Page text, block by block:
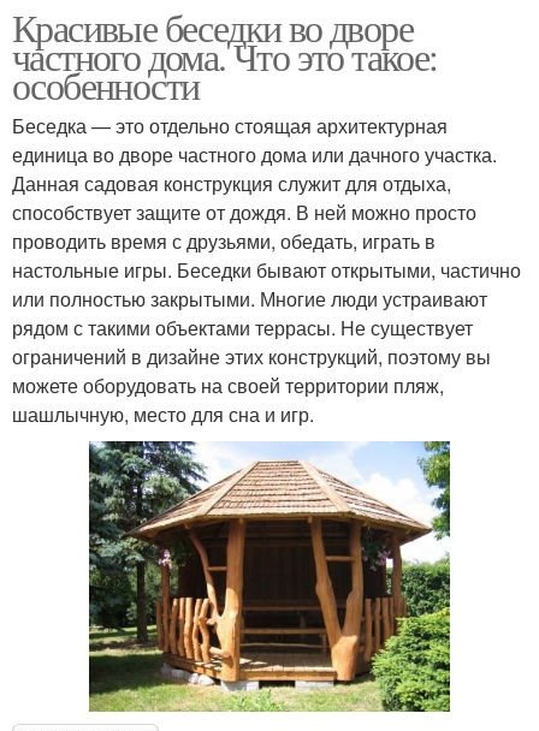
Красивые беседки во дворе
частного дома. Что это такое:
особенности
Беседка — это отдельно стоящая архитектурная
единица во дворе частного дома или дачного участка.
Данная садовая конструкция служит для отдыха,
способствует защите от дождя. В ней можно просто
проводить время с друзьями, обедать, играть в
настольные игры. Беседки бывают открытыми, частично
или полностью закрытыми. Многие люди устраивают
рядом с такими объектами террасы. Не существует
ограничений в дизайне этих конструкций, поэтому вы
можете оборудовать на своей территории пляж,
шашлычную, место для сна и игр.